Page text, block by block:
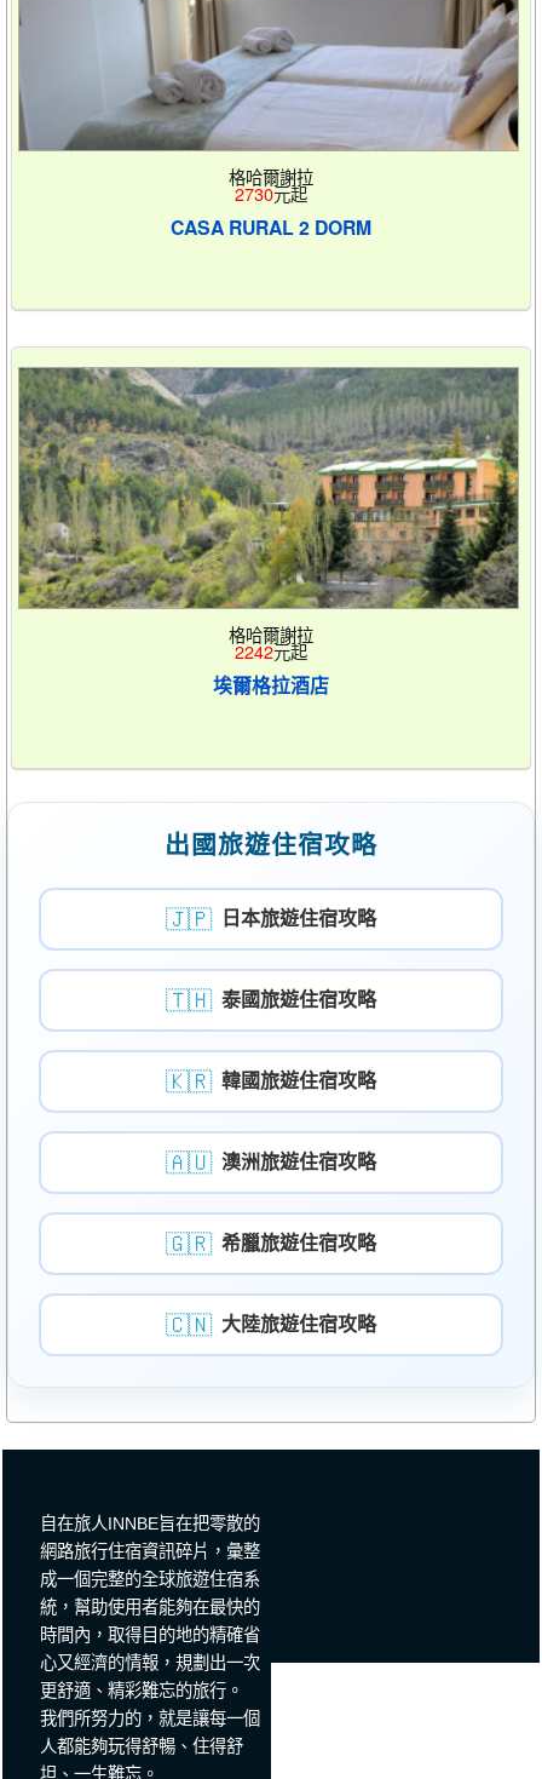
格哈爾謝拉
2730元起
CASA RURAL 2 DORM
格哈爾謝拉
2242元起
埃爾格拉酒店
出國旅遊住宿攻略
🇯🇵 日本旅遊住宿攻略
🇹🇭 泰國旅遊住宿攻略
🇰🇷 韓國旅遊住宿攻略
🇦🇺 澳洲旅遊住宿攻略
🇬🇷 希臘旅遊住宿攻略
🇨🇳 大陸旅遊住宿攻略
自在旅人INNBE旨在把零散的
網路旅行住宿資訊碎片，彙整
成一個完整的全球旅遊住宿系
統，幫助使用者能夠在最快的
時間內，取得目的地的精確省
心又經濟的情報，規劃出一次
更舒適、精彩難忘的旅行。
我們所努力的，就是讓每一個
人都能夠玩得舒暢、住得舒
坦、一生難忘。